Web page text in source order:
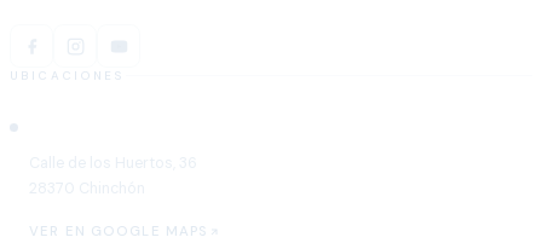
UBICACIONES
VER EN GOOGLE MAPS